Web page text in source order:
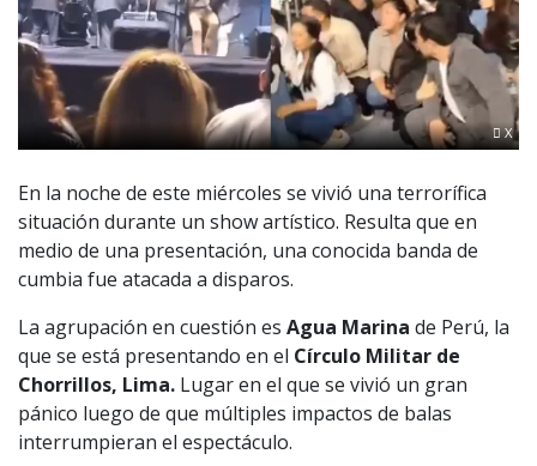
X
En la noche de este miércoles se vivió una terrorífica
situación durante un show artístico. Resulta que en
medio de una presentación, una conocida banda de
cumbia fue atacada a disparos.
La agrupación en cuestión es Agua Marina de Perú, la
que se está presentando en el Círculo Militar de
Chorrillos, Lima. Lugar en el que se vivió un gran
pánico luego de que múltiples impactos de balas
interrumpieran el espectáculo.